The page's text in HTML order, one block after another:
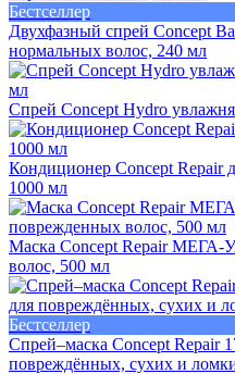
Бестселлер
Двухфазный спрей Concept
нормальных волос, 240 мл
Спрей Concept Hydro
Кондиционер Concept Repair
1000 мл
Маска Concept Repair МЕГА-
волос, 500 мл
Бестселлер
Спрей–маска Concept Repair
повреждённых, сухих и